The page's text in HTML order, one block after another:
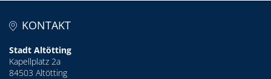
KONTAKT
Stadt Altötting
Kapellplatz 2a
84503 Altötting